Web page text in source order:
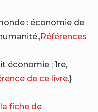
: économie de
Références
économie ; 1re,
de ce livre.}
fiche de